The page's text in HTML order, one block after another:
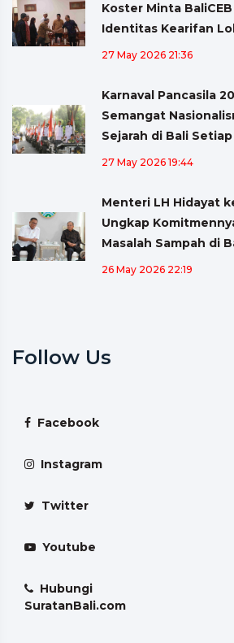
Koster Minta
Identitas Kearifan
27 May 2026 21:36
Karnaval Pancasila
Semangat
Sejarah di Bali Setiap
27 May 2026 19:44
Menteri LH Hidayat
Ungkap
Masalah Sampah di
26 May 2026 22:19
Follow Us
Facebook
Instagram
Twitter
Youtube
Hubungi
SuratanBali.com